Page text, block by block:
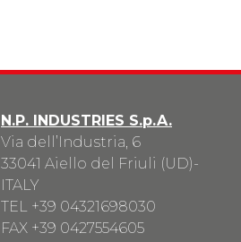
N.P. INDUSTRIES S.p.A.
Via dell’Industria, 6
33041 Aiello del Friuli (UD)-
ITALY
TEL +39 04321698030
FAX +39 0427554605